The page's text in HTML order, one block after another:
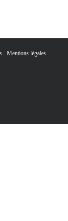
- Mentions légales